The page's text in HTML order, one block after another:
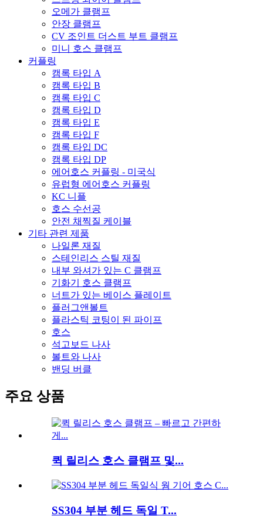
오메가 클램프
안장 클램프
CV 조인트 더스트 부트 클램프
미니 호스 클램프
커플링
캠록 타입 A
캠록 타입 B
캠록 타입 C
캠록 타입 D
캠록 타입 E
캠록 타입 F
캠록 타입 DC
캠록 타입 DP
에어호스 커플링 - 미국식
유럽형 에어호스 커플링
KC 니플
호스 수선공
안전 채찍질 케이블
기타 관련 제품
나일론 재질
스테인리스 스틸 재질
내부 와셔가 있는 C 클램프
기화기 호스 클램프
너트가 있는 베이스 플레이트
플러그앤볼트
플라스틱 코팅이 된 파이프
호스
석고보드 나사
볼트와 나사
밴딩 버클
주요 상품
퀵 릴리스 호스 클램프 및...
SS304 부분 헤드 독일 T...